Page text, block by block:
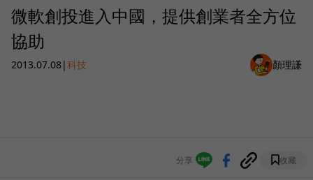
微軟創投進入中國，提供創業者全方位
協助
2013.07.08|科技 顏理謙
分享 收藏